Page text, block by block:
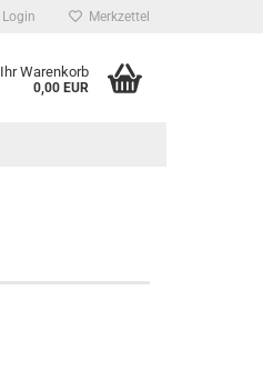
Login Merkzettel
Ihr Warenkorb
0,00 EUR